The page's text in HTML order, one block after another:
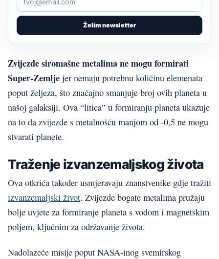
Želim newsletter
Zvijezde siromašne metalima ne mogu formirati
Super-Zemlje jer nemaju potrebnu količinu elemenata
poput željeza, što značajno smanjuje broj ovih planeta u
našoj galaksiji. Ova “litica” u formiranju planeta ukazuje
na to da zvijezde s metalnošću manjom od -0,5 ne mogu
stvarati planete.
Traženje izvanzemaljskog života
Ova otkrića također usmjeravaju znanstvenike gdje tražiti
izvanzemaljski život. Zvijezde bogate metalima pružaju
bolje uvjete za formiranje planeta s vodom i magnetskim
poljem, ključnim za održavanje života.
Nadolazeće misije poput NASA-inog svemirskog